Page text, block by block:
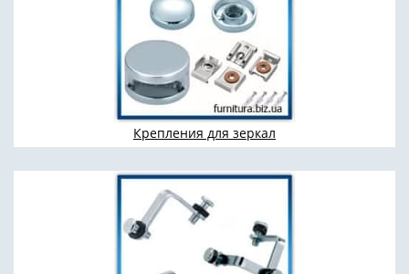
Крепления для зеркал